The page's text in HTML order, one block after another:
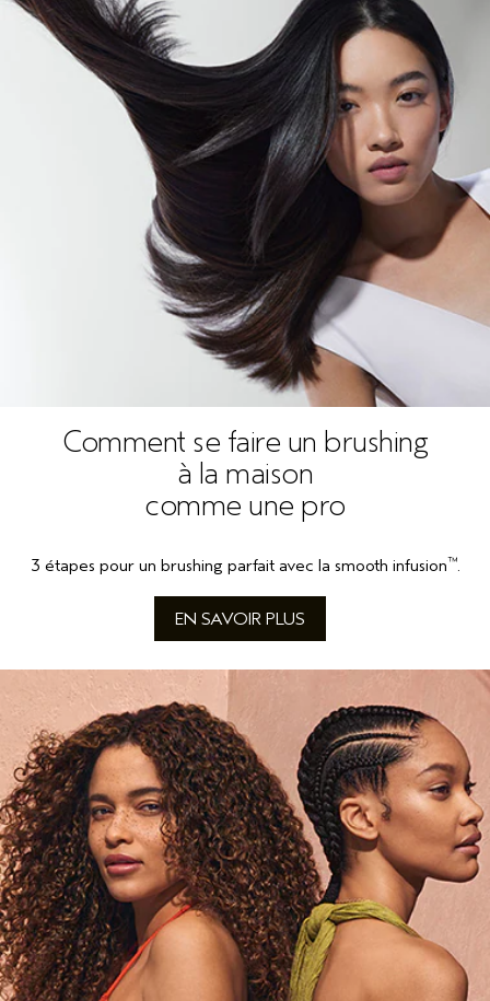
Comment se faire un brushing
à la maison
comme une pro
3 étapes pour un brushing parfait avec la smooth infusion™.
EN SAVOIR PLUS